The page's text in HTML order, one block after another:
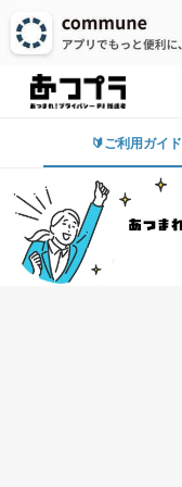
🔰ご利用ガイド